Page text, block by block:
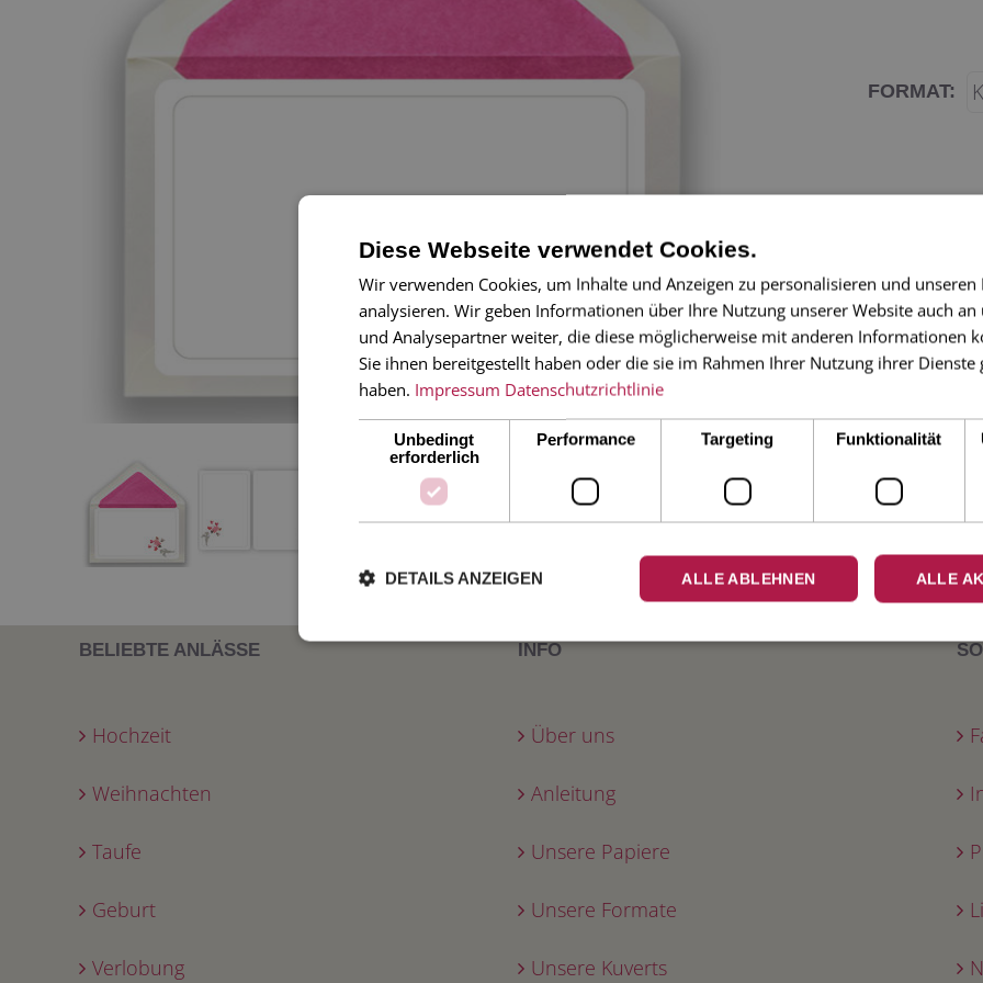
FORMAT:
Sie suchen noch
perfekt für einen
die beste
2-seitige Karte
hoch, 11cm x
BELIEBTE ANLÄSSE
Hochzeit
Weihnachten
Taufe
Geburt
Verlobung
INFO
Über uns
Anleitung
Unsere Papiere
Unsere Formate
Unsere Kuverts
Diese Webseite verwendet Cookies.
Wir verwenden Cookies, um Inhalte und Anzeigen zu personalisieren und unseren
analysieren. Wir geben Informationen über Ihre Nutzung unserer Website auch an
und Analysepartner weiter, die diese möglicherweise mit anderen Informationen
Sie ihnen bereitgestellt haben oder die sie im Rahmen Ihrer Nutzung ihrer Dienste
haben. Impressum Datenschutzrichtlinie
Unbedingt
erforderlich
Performance Targeting Funktionalität
ALLE
ALLE ABLEHNEN
DETAILS ANZEIGEN